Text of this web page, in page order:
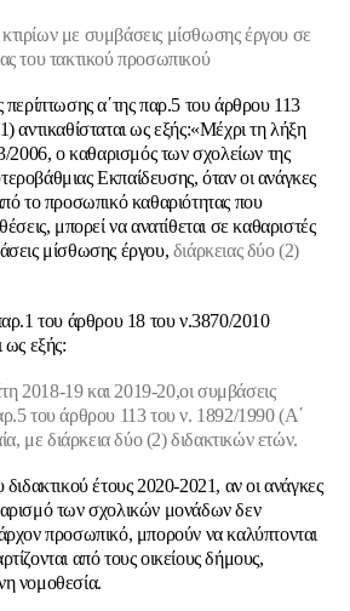
με συμβάσεις μίσθωσης έργου σε
του τακτικού προσωπικού
α΄της παρ.5 του άρθρου 113
αντικαθίσταται ως εξής:«Μέχρι τη λήξη
2006, ο καθαρισμός των σχολείων της
Εκπαίδευσης, όταν οι ανάγκες
το προσωπικό καθαριότητας που
μπορεί να ανατίθεται σε καθαριστές
μίσθωσης έργου, διάρκειας δύο (2)
του άρθρου 18 του ν.3870/2010
ως εξής:
2018-19 και 2019-20,οι συμβάσεις
του άρθρου 113 του ν. 1892/1990 (Α΄
με διάρκεια δύο (2) διδακτικών ετών.
έτους 2020-2021, αν οι ανάγκες
των σχολικών μονάδων δεν
προσωπικό, μπορούν να καλύπτονται
από τους οικείους δήμους,
νομοθεσία.